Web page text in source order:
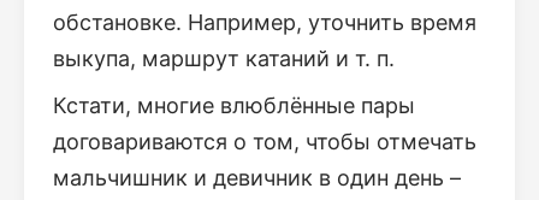
обстановке. Например, уточнить время
выкупа, маршрут катаний и т. п.
Кстати, многие влюблённые пары
договариваются о том, чтобы отмечать
мальчишник и девичник в один день –